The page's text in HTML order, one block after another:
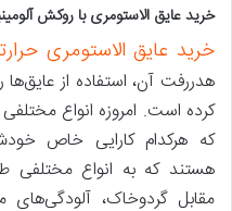
خرید عایق الاستومری با روکش
خرید عایق الاستومری
هدررفت آن، استفاده از
کرده است. امروزه انواع
که هرکدام کارایی خاص
هستند که به انواع مختلفی
مقابل گردوخاک،